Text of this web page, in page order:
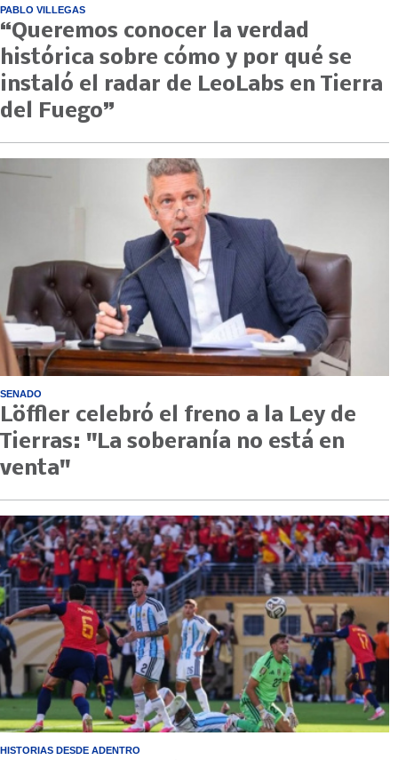
PABLO VILLEGAS
“Queremos conocer la verdad
histórica sobre cómo y por qué se
instaló el radar de LeoLabs en Tierra
del Fuego”
SENADO
Löffler celebró el freno a la Ley de
Tierras: "La soberanía no está en
venta"
HISTORIAS DESDE ADENTRO